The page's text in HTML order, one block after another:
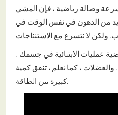
وصالة رياضية ، فإن المشي
من الدهون في نفس الوقت في
عمليات الابتنائية في جسمك ،
، كما نعلم ، تنفق كمية
كبيرة من الطاقة.